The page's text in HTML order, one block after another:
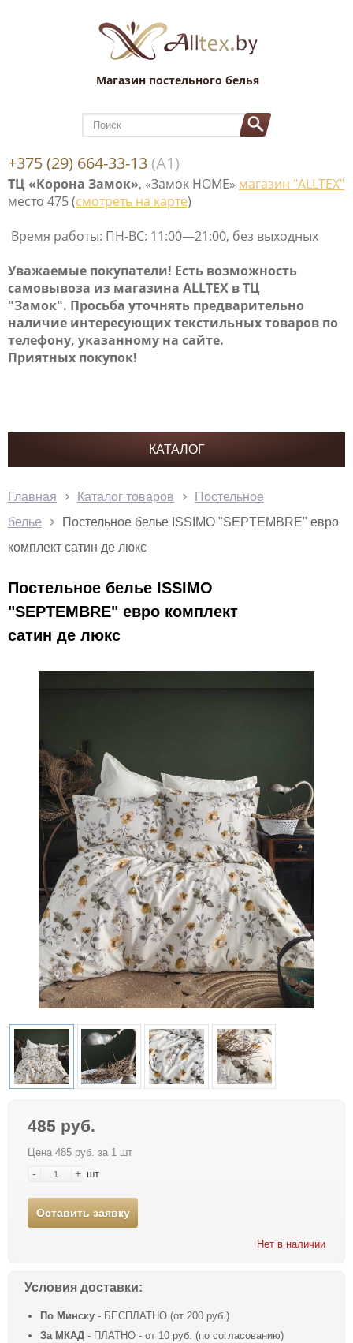
Магазин постельного белья
+375 (29) 664-33-13 (А1)
ТЦ «Корона Замок», «Замок НОМЕ» магазин "ALLTEX"
место 475 (смотреть на карте)
Время работы: ПН-ВС: 11:00—21:00, без выходных
Уважаемые покупатели! Есть возможность
самовывоза из магазина ALLTEX в ТЦ
"Замок". Просьба уточнять предварительно
наличие интересующих текстильных товаров по
телефону, указанному на сайте.
Приятных покупок!
КАТАЛОГ
Главная Каталог товаров
Постельное
белье
Постельное белье ISSIMO "SEPTEMBRE" евро
комплект сатин де люкс
Постельное белье ISSIMO
"SEPTEMBRE" евро комплект
сатин де люкс
485 руб.
Цена 485 руб. за 1 шт
- + шт
Оставить заявку
Нет в наличии
Условия доставки:
По Минску - БЕСПЛАТНО (от 200 руб.)
За МКАД - ПЛАТНО - от 10 руб. (по согласованию)